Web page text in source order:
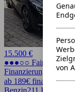
von
15.500 €
●●●○○ Fairer Preis
Finanzierung möglich
ab 189€ finanzieren